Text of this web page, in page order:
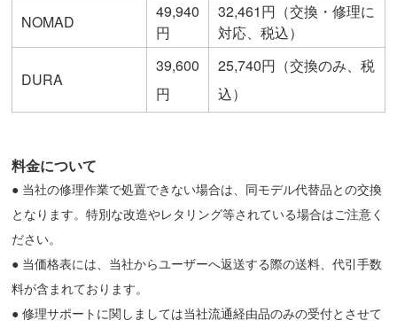
NOMAD
49,940
円
32,461円（交換・修理に
対応、税込）
DURA
39,600
円
25,740円（交換のみ、税
込）
料金について
● 当社の修理作業で処置できない場合は、同モデル代替品との交換
となります。特別な改造やレタリング等されている場合はご注意く
ださい。
● 当価格表には、当社からユーザーへ返送する際の送料、代引手数
料が含まれております。
● 修理サポートに関しましては当社流通経由品のみの受付とさせて